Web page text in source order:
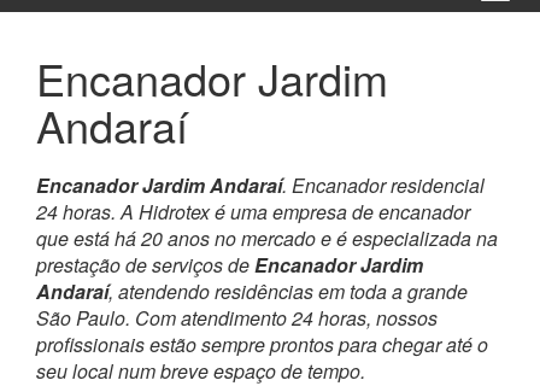
Encanador Jardim
Andaraí
Encanador Jardim Andaraí. Encanador residencial
24 horas. A Hidrotex é uma empresa de encanador
que está há 20 anos no mercado e é especializada na
prestação de serviços deEncanador Jardim
Andaraí, atendendo residências em toda a grande
São Paulo. Com atendimento 24 horas, nossos
profissionais estão sempre prontos para chegar até o
seu local num breve espaço de tempo.